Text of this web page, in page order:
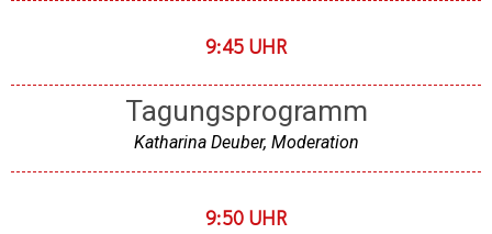
9:45 UHR
Tagungsprogramm
Katharina Deuber, Moderation
9:50 UHR